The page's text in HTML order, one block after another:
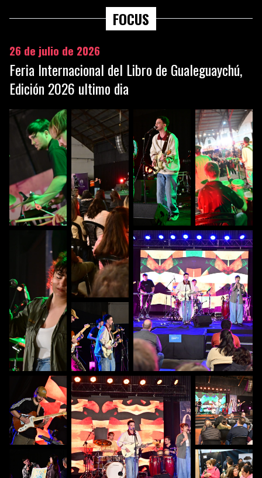
FOCUS
26 de julio de 2026
Feria Internacional del Libro de Gualeguaychú,
Edición 2026 ultimo dia